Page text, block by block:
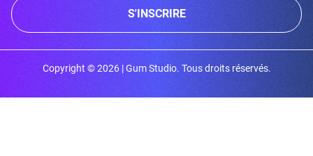
S'INSCRIRE
Copyright © 2026 | Gum Studio. Tous droits réservés.